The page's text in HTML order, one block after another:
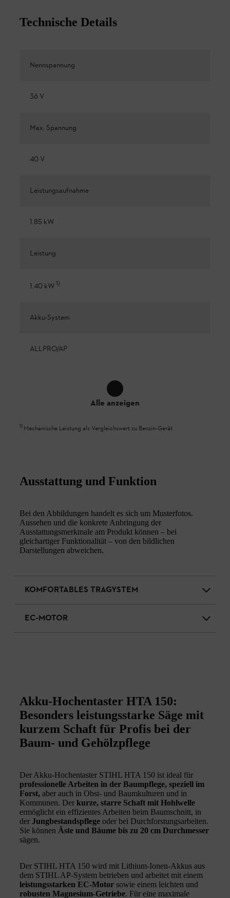
Technische Details
Nennspannung
36 V
Max. Spannung
40 V
Leistungsaufnahme
1.85 kW
Leistung
1.40 kW1)
Akku-System
ALLPRO/AP
Alle anzeigen
1) Mechanische Leistung als Vergleichswert zu Benzin-Gerät
Ausstattung und Funktion
Bei den Abbildungen handelt es sich um Musterfotos.
Aussehen und die konkrete Anbringung der
Ausstattungsmerkmale am Produkt können – bei
gleichartiger Funktionalität – von den bildlichen
Darstellungen abweichen.
KOMFORTABLES TRAGYSTEM
EC-MOTOR
Akku-Hochentaster HTA 150:
Besonders leistungsstarke Säge mit
kurzem Schaft für Profis bei der
Baum- und Gehölzpflege
Der Akku-Hochentaster STIHL HTA 150 ist ideal für
professionelle Arbeiten in der Baumpflege, speziell im
Forst, aber auch in Obst- und Baumkulturen und in
Kommunen. Der kurze, starre Schaft mit Hohlwelle
ermöglicht ein effizientes Arbeiten beim Baumschnitt, in
der Jungbestandspflege oder bei Durchforstungsarbeiten.
Sie können Äste und Bäume bis zu 20 cm Durchmesser
sägen.
Der STIHL HTA 150 wird mit Lithium-Ionen-Akkus aus
dem STIHL AP-System betrieben und arbeitet mit einem
leistungsstarken EC-Motor sowie einem leichten und
robusten Magnesium-Getriebe. Für eine maximale